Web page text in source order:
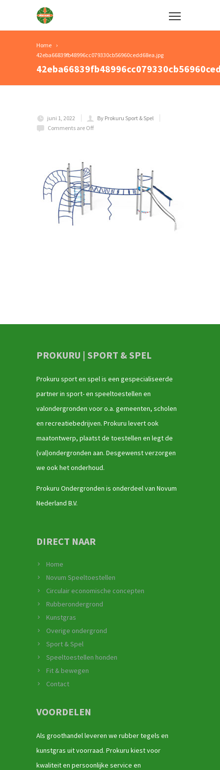
Home
42eba66839fb48996cc079330cb56960cedd68ea.jpg
juni 1, 2022
By Prokuru Sport & Spel
Comments are Off
PROKURU | SPORT & SPEL
Prokuru sport en spel is een gespecialiseerde
partner in sport- en speeltoestellen en
valondergronden voor o.a. gemeenten, scholen
en recreatiebedrijven. Prokuru levert ook
maatontwerp, plaatst de toestellen en legt de
(val)ondergronden aan. Desgewenst verzorgen
we ook het onderhoud.
Prokuru Ondergronden is onderdeel van Novum
Nederland B.V.
DIRECT NAAR
Home
Novum Speeltoestellen
Circulair economische concepten
Rubberondergrond
Kunstgras
Overige ondergrond
Sport & Spel
Speeltoestellen honden
Fit & bewegen
Contact
VOORDELEN
Als groothandel leveren we rubber tegels en
kunstgras uit voorraad. Prokuru kiest voor
kwaliteit en persoonlijke service en